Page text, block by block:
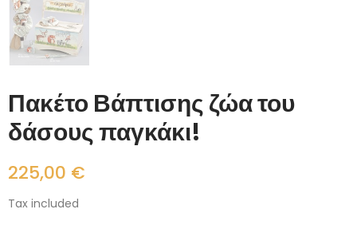
Πακέτο Βάπτισης ζώα του
δάσους παγκάκι!
225,00 €
Tax included